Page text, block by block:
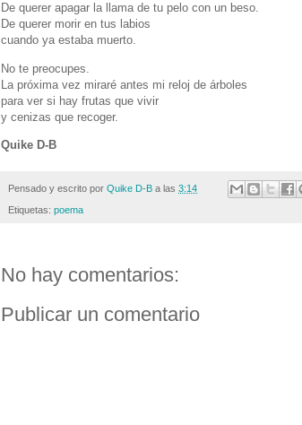
De querer apagar la llama de tu pelo con un beso.
De querer morir en tus labios
cuando ya estaba muerto.
No te preocupes.
La próxima vez miraré antes mi reloj de árboles
para ver si hay frutas que vivir
y cenizas que recoger.
Quike D-B
Pensado y escrito por Quike D-B a las 3:14
Etiquetas: poema
No hay comentarios:
Publicar un comentario